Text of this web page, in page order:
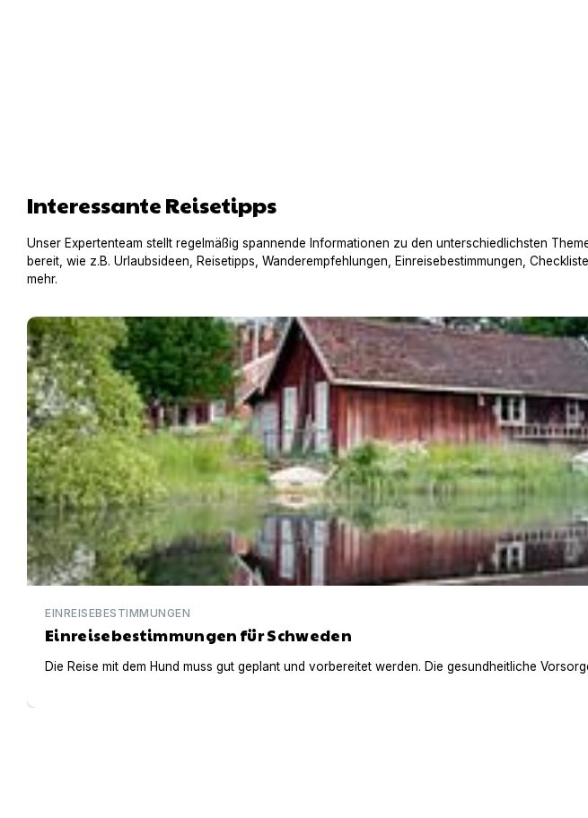
Interessante Reisetipps
Unser Expertenteam stellt regelmäßig spannende Informationen zu den unterschiedlichsten
bereit, wie z.B. Urlaubsideen, Reisetipps, Wanderempfehlungen, Einreisebestimmungen,
mehr.
Einreisebestimmungen für Schweden
EINREISEBESTIMMUNGEN
Einreisebestimmungen für Schweden
Die Reise mit dem Hund muss gut geplant und vorbereitet werden. Die gesundheitliche